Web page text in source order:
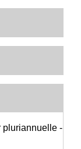
pluriannuelle -